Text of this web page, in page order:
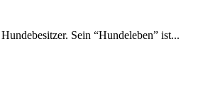
Sein “Hundeleben” ist...